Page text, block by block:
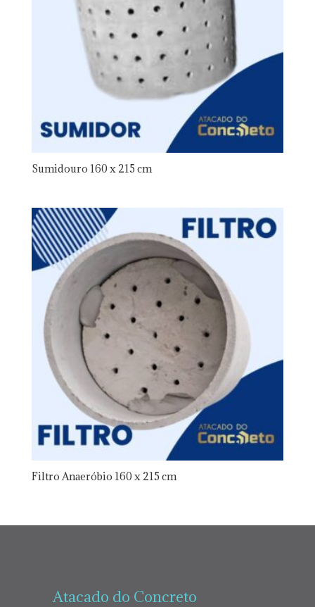
Sumidouro 160 x 215 cm
Filtro Anaeróbio 160 x 215 cm
Atacado do Concreto